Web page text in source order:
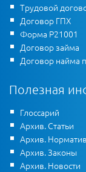
Трудовой
Договор ГПХ
Форма Р21001
Договор займа
Договор найма
Полезная
Глоссарий
Архив. Статьи
Архив.
Архив. Законы
Архив. Новости